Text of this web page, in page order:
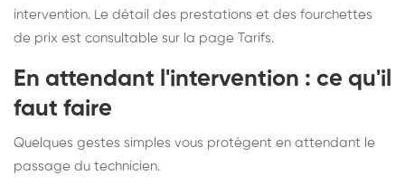
intervention. Le détail des prestations et des fourchettes
de prix est consultable sur la page Tarifs.
En attendant l'intervention : ce qu'il
faut faire
Quelques gestes simples vous protègent en attendant le
passage du technicien.